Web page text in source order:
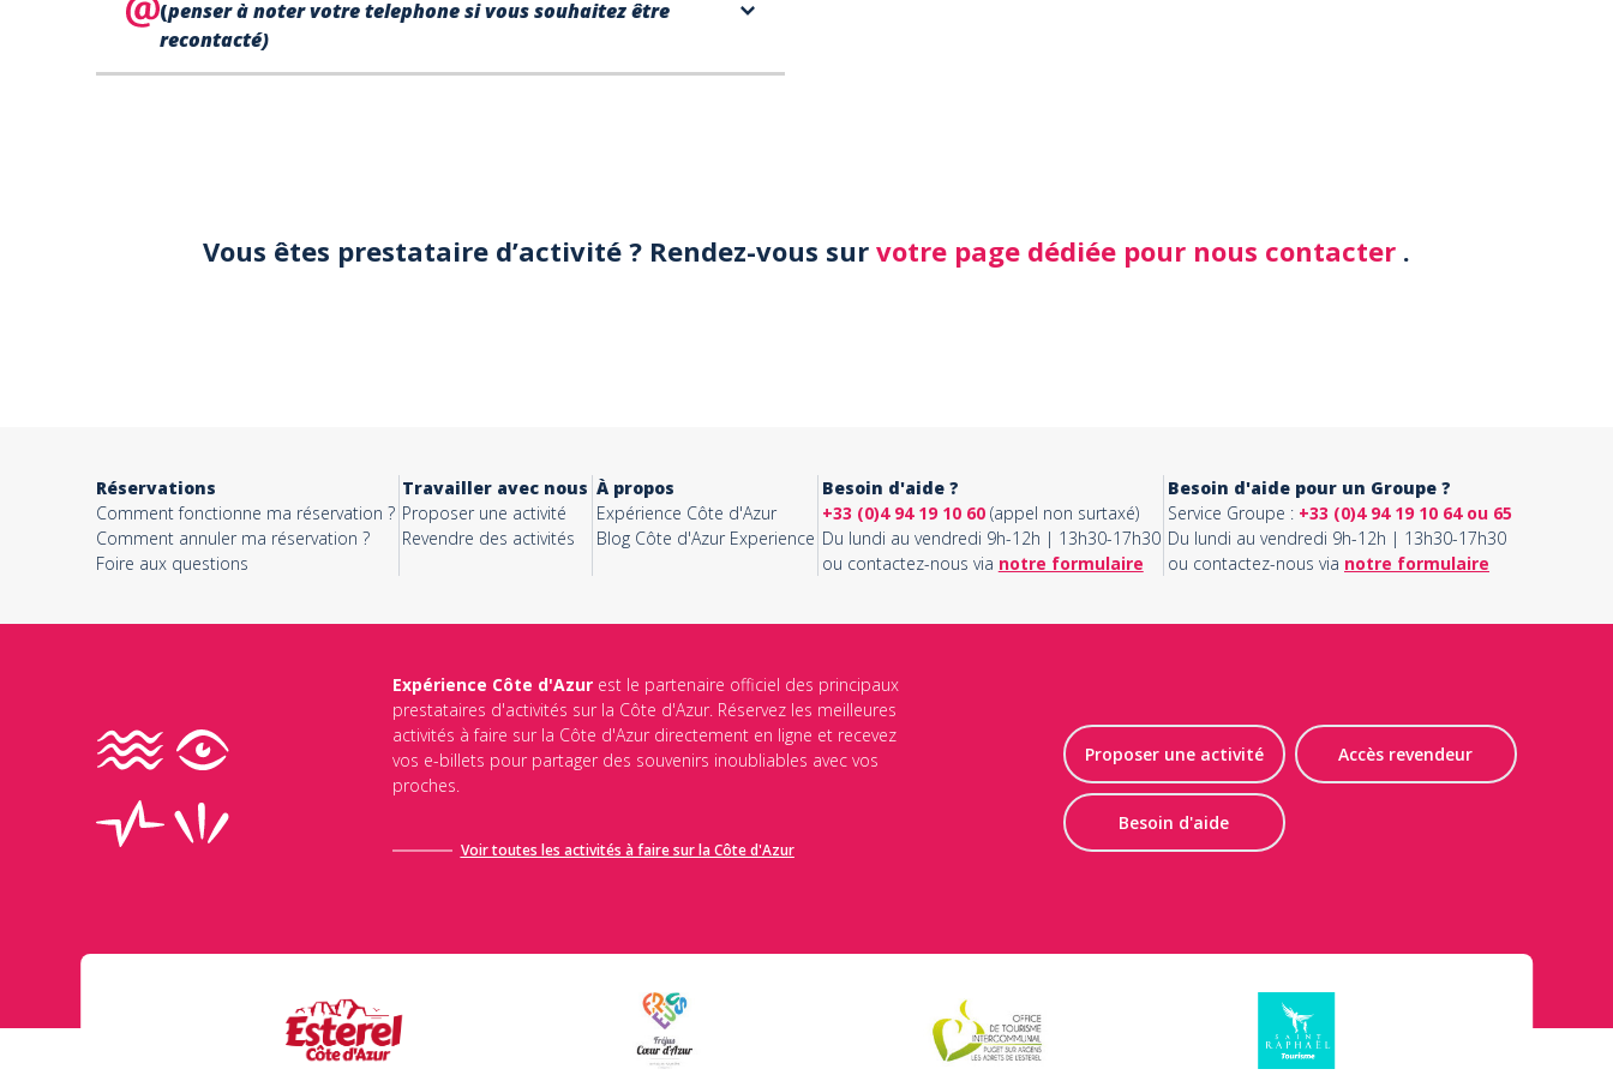
(penser à noter votre telephone si vous souhaitez être
recontacté)
Message*
Vous êtes prestataire d’activité ? Rendez-vous sur votre page dédiée pour nous contacter .
Réservations
Comment fonctionne ma réservation ?
Comment annuler ma réservation ?
Foire aux questions
Travailler avec nous
Proposer une activité
Revendre des activités
À propos
Expérience Côte d'Azur
Blog Côte d'Azur Experience
Besoin d'aide ?
+33 (0)4 94 19 10 60(appel non surtaxé)
Du lundi au vendredi 9h-12h | 13h30-17h30
ou contactez-nous via notre formulaire
Besoin d'aide pour un Groupe ?
Service Groupe : +33 (0)4 94 19 10 64 ou 65
Du lundi au vendredi 9h-12h | 13h30-17h30
ou contactez-nous via notre formulaire
Expérience Côte d'Azurest le partenaire officiel des principaux
prestataires d'activités sur la Côte d'Azur. Réservez les meilleures
activités à faire sur la Côte d'Azur directement en ligne et recevez
vos e-billets pour partager des souvenirs inoubliables avec vos
proches.
Voir toutes les activités à faire sur la Côte d'Azur
Proposer une activité Accès revendeur
Besoin d'aide